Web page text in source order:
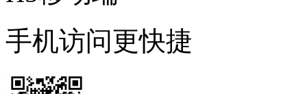
手机访问更快捷